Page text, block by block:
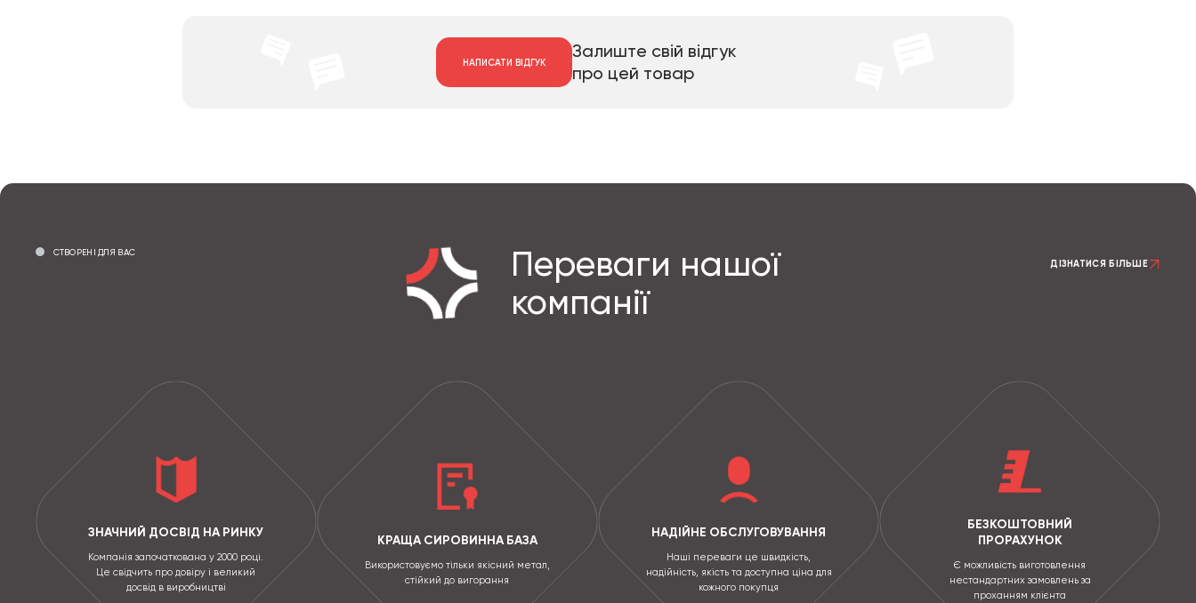
НАПИСАТИ ВІДГУК
Залиште свій відгук
про цей товар
СТВОРЕНІ ДЛЯ ВАС
Переваги нашої
компанії
ДІЗНАТИСЯ БІЛЬШЕ
ЗНАЧНИЙ ДОСВІД НА РИНКУ
Компанія започаткована у 2000 році.
Це свідчить про довіру і великий
досвід в виробництві
КРАЩА СИРОВИННА БАЗА
Використовуємо тільки якісний метал,
стійкий до вигорання
НАДІЙНЕ ОБСЛУГОВУВАННЯ
Наші переваги це швидкість,
надійність, якість та доступна ціна для
кожного покупця
БЕЗКОШТОВНИЙ
ПРОРАХУНОК
Є можливість виготовлення
нестандартних замовлень за
проханням клієнта